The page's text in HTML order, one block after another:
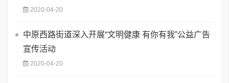
2020-04-20
中原西路街道深入开展“文明健康 有你有我”公益广告
宣传活动
2020-04-20